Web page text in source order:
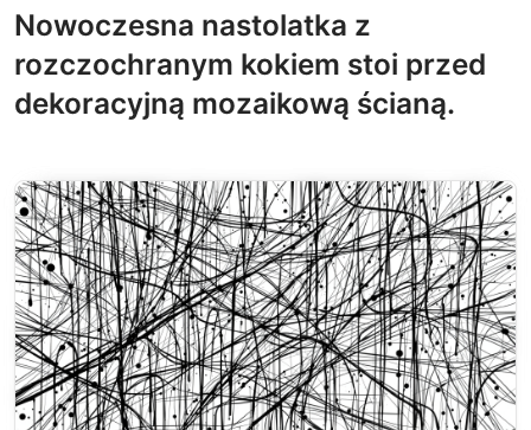
Nowoczesna nastolatka z
rozczochranym kokiem stoi przed
dekoracyjną mozaikową ścianą.